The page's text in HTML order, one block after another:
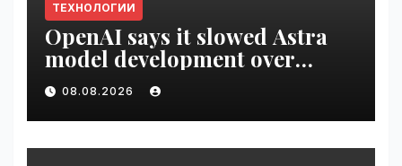
ТЕХНОЛОГИИ
OpenAI says it slowed Astra
model development over
security concerns | VseTime.ru
08.08.2026